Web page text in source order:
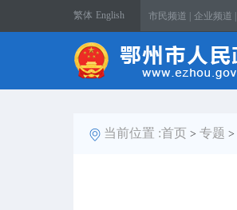
繁体 English 市民频道 | 企业频道 |
当前位置 :首页 > 专题 >